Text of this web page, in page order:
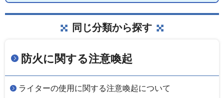
同じ分類から探す
防火に関する注意喚起
ライターの使用に関する注意喚起について